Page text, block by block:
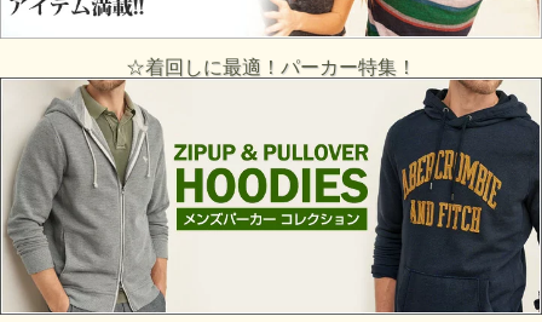
☆着回しに最適！パーカー特集！